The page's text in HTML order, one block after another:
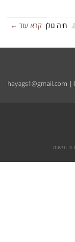
חיה גולן קרא עוד ←
|
hayags1@gmail.com
נגישות